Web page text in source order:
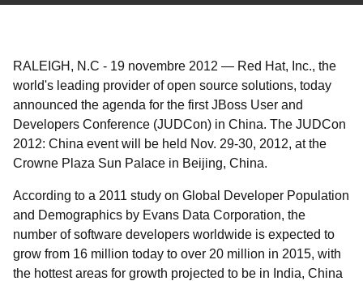
RALEIGH, N.C - 19 novembre 2012 — Red Hat, Inc., the
world's leading provider of open source solutions, today
announced the agenda for the first JBoss User and
Developers Conference (JUDCon) in China. The JUDCon
2012: China event will be held Nov. 29-30, 2012, at the
Crowne Plaza Sun Palace in Beijing, China.
According to a 2011 study on Global Developer Population
and Demographics by Evans Data Corporation, the
number of software developers worldwide is expected to
grow from 16 million today to over 20 million in 2015, with
the hottest areas for growth projected to be in India, China